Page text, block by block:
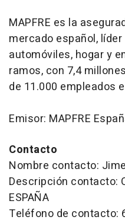
MAPFRE es la
mercado español,
automóviles, hogar y
ramos, con 7,4
de 11.000 empleados
Emisor: MAPFRE
Contacto
Nombre contacto:
Descripción contacto:
ESPAÑA
Teléfono de contacto: